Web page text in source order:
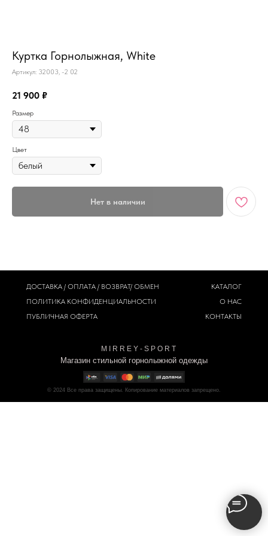
Куртка Горнолыжная, White
Артикул: 32003, -2 02
21 900 ₽
Размер
Цвет
Нет в наличии
M I R R E Y - S P O R T
Магазин стильной горнолыжной одежды
© 2024 Все права защищены. Копирование материалов запрещено.
ДОСТАВКА / ОПЛАТА / ВОЗВРАТ/ ОБМЕН
ПОЛИТИКА КОНФИДЕНЦИАЛЬНОСТИ
ПУБЛИЧНАЯ ОФЕРТА
КАТАЛОГ
О НАС
КОНТАКТЫ